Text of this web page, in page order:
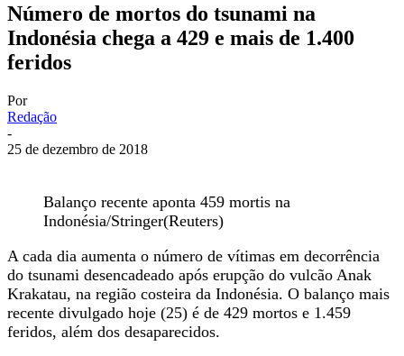
Número de mortos do tsunami na
Indonésia chega a 429 e mais de 1.400
feridos
Por
Redação
-
25 de dezembro de 2018
Balanço recente aponta 459 mortis na
Indonésia/Stringer(Reuters)
A cada dia aumenta o número de vítimas em decorrência
do tsunami desencadeado após erupção do vulcão Anak
Krakatau, na região costeira da Indonésia. O balanço mais
recente divulgado hoje (25) é de 429 mortos e 1.459
feridos, além dos desaparecidos.